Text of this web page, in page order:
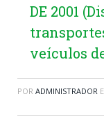
DE 2001
veículos
POR ADMINISTRADOR